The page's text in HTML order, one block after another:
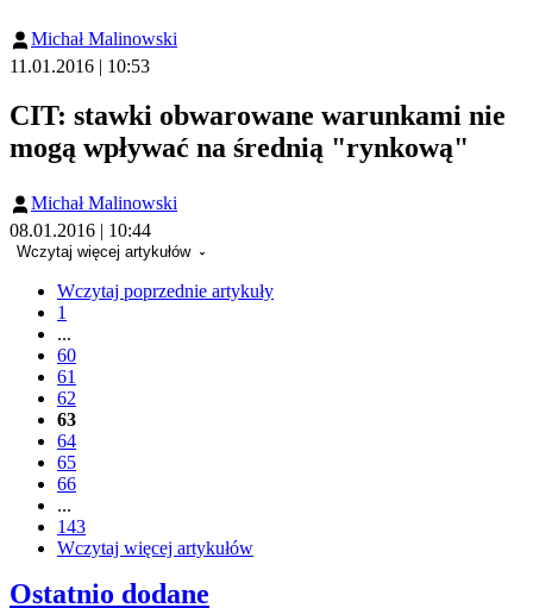
Michał Malinowski
11.01.2016 | 10:53
CIT: stawki obwarowane warunkami nie
mogą wpływać na średnią "rynkową"
Michał Malinowski
08.01.2016 | 10:44
Wczytaj więcej artykułów
Wczytaj poprzednie artykuły
1
...
60
61
62
63
64
65
66
...
143
Wczytaj więcej artykułów
Ostatnio dodane